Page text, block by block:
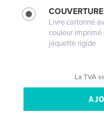
Livre cartonné
couleur imprimé
jaquette rigide
La TVA